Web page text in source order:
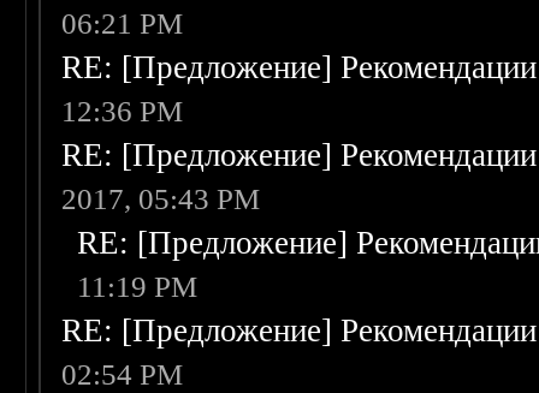
06:21 PM
RE: [Предложение]
12:36 PM
RE: [Предложение]
2017, 05:43 PM
RE: [Предложение]
11:19 PM
RE: [Предложение]
02:54 PM